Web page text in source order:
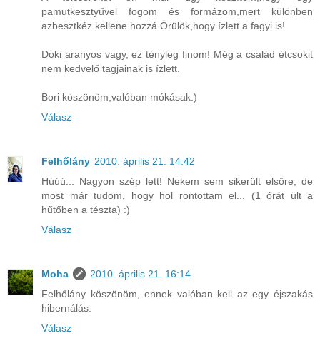
pamutkesztyűvel fogom és formázom,mert különben
azbesztkéz kellene hozzá.Örülök,hogy ízlett a fagyi is!
Doki aranyos vagy, ez tényleg finom! Még a család étcsokit
nem kedvelő tagjainak is ízlett.
Bori köszönöm,valóban mókásak:)
Válasz
Felhőlány 2010. április 21. 14:42
Húúú... Nagyon szép lett! Nekem sem sikerült elsőre, de
most már tudom, hogy hol rontottam el... (1 órát ült a
hűtőben a tészta) :)
Válasz
Moha
2010. április 21. 16:14
Felhőlány köszönöm, ennek valóban kell az egy éjszakás
hibernálás.
Válasz